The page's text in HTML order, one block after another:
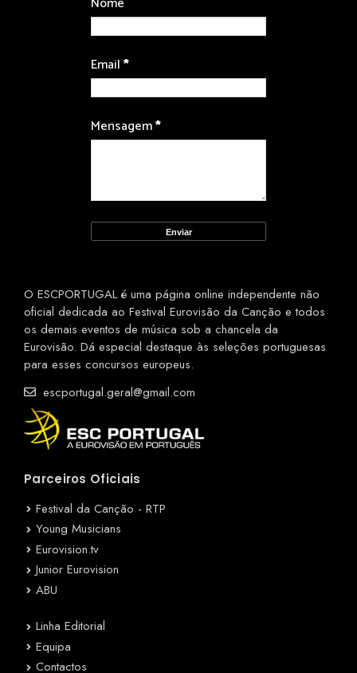
Email*
Mensagem*
O ESCPORTUGAL é uma página online independente não
oficial dedicada ao Festival Eurovisão da Canção e todos
os demais eventos de música sob a chancela da
Eurovisão. Dá especial destaque às seleções portuguesas
para esses concursos europeus.
escportugal.geral@gmail.com
Parceiros Oficiais
Festival da Canção - RTP
Young Musicians
Eurovision.tv
Junior Eurovision
ABU
Linha Editorial
Equipa
Contactos